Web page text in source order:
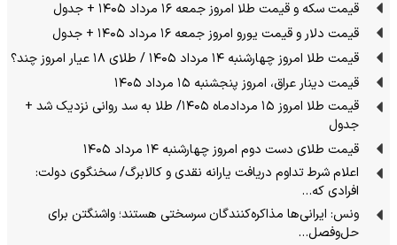
قیمت سکه و قیمت طلا امروز جمعه ۱۶ مرداد ۱۴۰۵ + جدول
قیمت دلار و قیمت یورو امروز جمعه ۱۶ مرداد ۱۴۰۵ + جدول
قیمت طلا امروز چهارشنبه ۱۴ مرداد ۱۴۰۵ / طلای ۱۸ عیار امروز چند؟
قیمت دینار عراق، امروز پنجشنبه ۱۵ مرداد ۱۴۰۵
قیمت طلا امروز ۱۵ مردادماه ۱۴۰۵/ طلا به سد روانی نزدیک شد +
جدول
قیمت طلای دست دوم امروز چهارشنبه ۱۴ مرداد ۱۴۰۵
اعلام شرط تداوم دریافت یارانه نقدی و کالابرگ/ سخنگوی دولت:
افرادی که…
ونس: ایرانی‌ها مذاکره‌کنندگان سرسختی هستند؛ واشنگتن برای
حل‌وفصل…